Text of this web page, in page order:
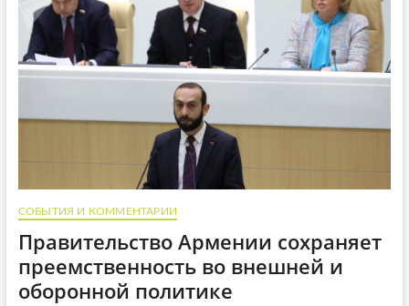
СОБЫТИЯ И КОММЕНТАРИИ
Правительство Армении сохраняет
преемственность во внешней и
оборонной политике